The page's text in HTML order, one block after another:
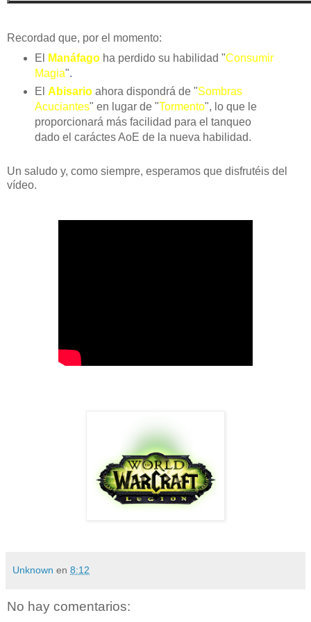
Recordad que, por el momento:
El
Manáfagoha perdido su habilidad "Consumir
Magia".
El Abisario ahora dispondrá de "Sombras
Acuciantes" en lugar de "Tormento", lo que le
proporcionará más facilidad para el tanqueo
dado el caráctes AoE de la nueva habilidad.
Un saludo y, como siempre, esperamos que disfrutéis del
vídeo.
Unknown en 8:12
No hay comentarios: